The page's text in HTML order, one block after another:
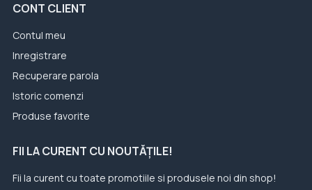
CONT CLIENT
Contul meu
Inregistrare
Recuperare parola
Istoric comenzi
Produse favorite
FII LA CURENT CU NOUTĂȚILE!
Fii la curent cu toate promotiile si produsele noi din shop!